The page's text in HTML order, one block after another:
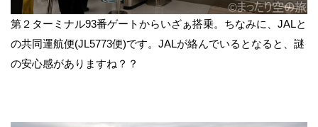
第２ターミナル93番ゲートからいざぁ搭乗。ちなみに、JALと
の共同運航便(JL5773便)です。JALが絡んでいるとなると、謎
の安心感がありますね？？